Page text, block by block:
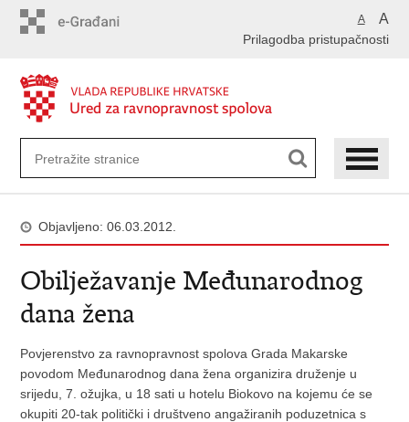
A A
Prilagodba pristupačnosti
Objavljeno: 06.03.2012.
Obilježavanje Međunarodnog
dana žena
Povjerenstvo za ravnopravnost spolova Grada Makarske
povodom Međunarodnog dana žena organizira druženje u
srijedu, 7. ožujka, u 18 sati u hotelu Biokovo na kojemu će se
okupiti 20-tak politički i društveno angažiranih poduzetnica s